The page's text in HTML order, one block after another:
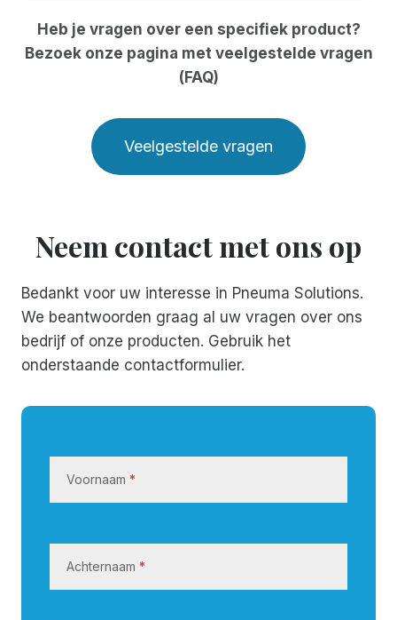
Heb je vragen over een specifiek product?
Bezoek onze pagina met veelgestelde vragen
(FAQ)
Veelgestelde vragen
Neem contact met ons op
Bedankt voor uw interesse in Pneuma Solutions.
We beantwoorden graag al uw vragen over ons
bedrijf of onze producten. Gebruik het
onderstaande contactformulier.
c
n
Voornaam *
Achternaam *